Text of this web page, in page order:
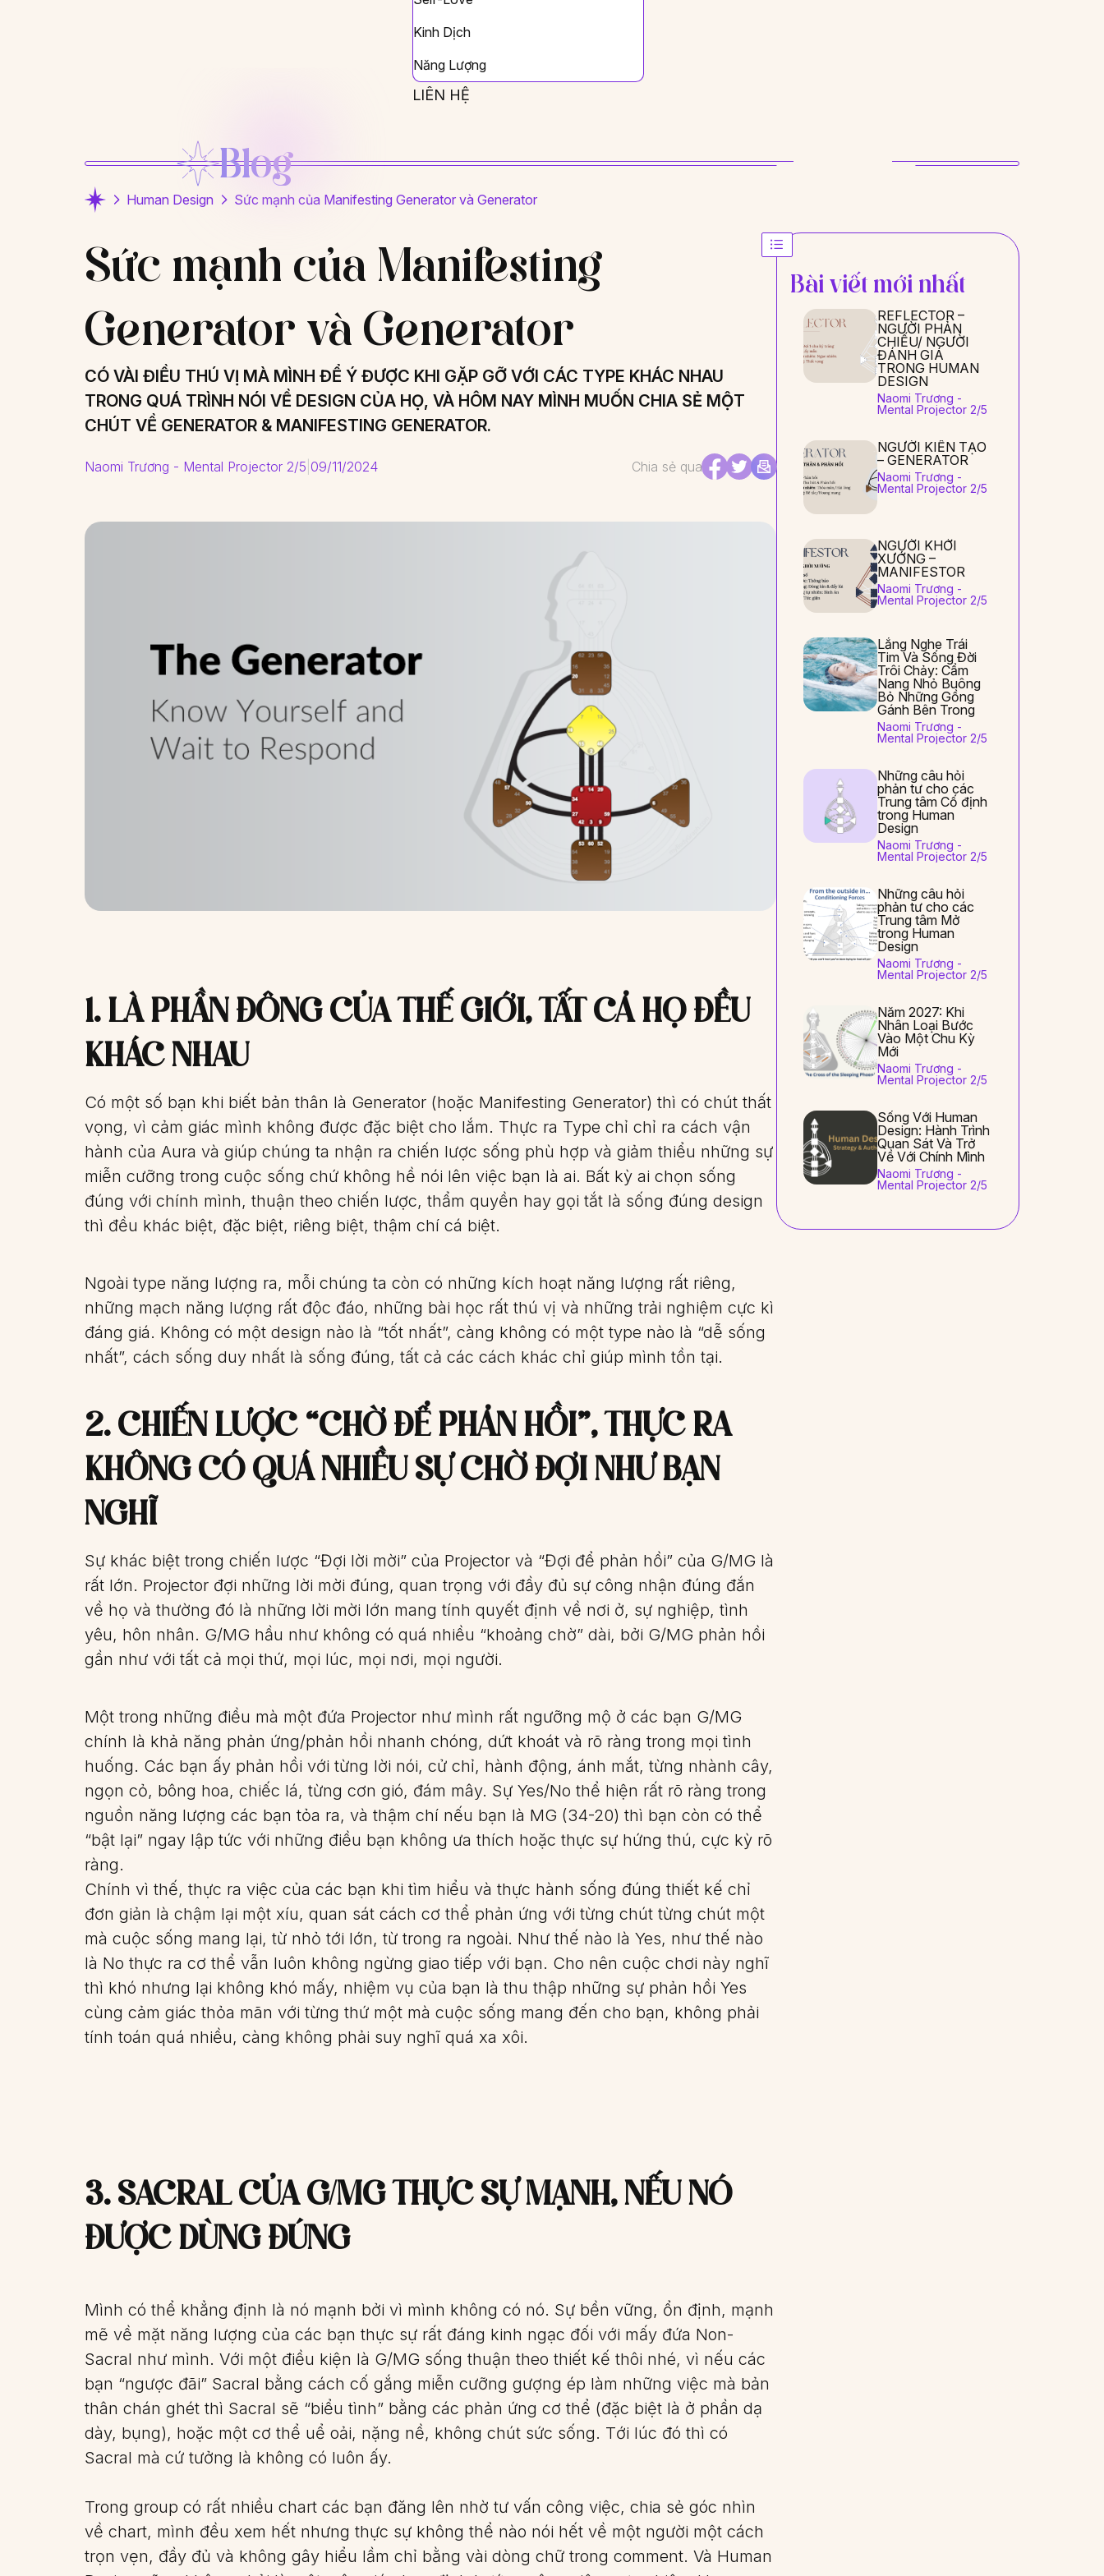
Kinh Dịch
Năng Lượng
LIÊN HỆ
Blog
Human Design Sức mạnh của Manifesting Generator và Generator
Sức mạnh của Manifesting
Generator và Generator
CÓ VÀI ĐIỀU THÚ VỊ MÀ MÌNH ĐỂ Ý ĐƯỢC KHI GẶP GỠ VỚI CÁC TYPE KHÁC NHAU
TRONG QUÁ TRÌNH NÓI VỀ DESIGN CỦA HỌ, VÀ HÔM NAY MÌNH MUỐN CHIA SẺ MỘT
CHÚT VỀ GENERATOR & MANIFESTING GENERATOR.
Naomi Trương - Mental Projector 2/5 09/11/2024 Chia sẻ qua
1. LÀ PHẦN ĐÔNG CỦA THẾ GIỚI, TẤT CẢ HỌ ĐỀU
KHÁC NHAU
Có một số bạn khi biết bản thân là Generator (hoặc Manifesting Generator) thì có chút thất
vọng, vì cảm giác mình không được đặc biệt cho lắm. Thực ra Type chỉ chỉ ra cách vận
hành của Aura và giúp chúng ta nhận ra chiến lược sống phù hợp và giảm thiểu những sự
miễn cưỡng trong cuộc sống chứ không hề nói lên việc bạn là ai. Bất kỳ ai chọn sống
đúng với chính mình, thuận theo chiến lược, thẩm quyền hay gọi tắt là sống đúng design
thì đều khác biệt, đặc biệt, riêng biệt, thậm chí cá biệt.
Ngoài type năng lượng ra, mỗi chúng ta còn có những kích hoạt năng lượng rất riêng,
những mạch năng lượng rất độc đáo, những bài học rất thú vị và những trải nghiệm cực kì
đáng giá. Không có một design nào là “tốt nhất”, càng không có một type nào là “dễ sống
nhất”, cách sống duy nhất là sống đúng, tất cả các cách khác chỉ giúp mình tồn tại.
2. CHIẾN LƯỢC “CHỜ ĐỂ PHẢN HỒI”, THỰC RA
KHÔNG CÓ QUÁ NHIỀU SỰ CHỜ ĐỢI NHƯ BẠN
NGHĨ
Sự khác biệt trong chiến lược “Đợi lời mời” của Projector và “Đợi để phản hồi” của G/MG là
rất lớn. Projector đợi những lời mời đúng, quan trọng với đầy đủ sự công nhận đúng đắn
về họ và thường đó là những lời mời lớn mang tính quyết định về nơi ở, sự nghiệp, tình
yêu, hôn nhân. G/MG hầu như không có quá nhiều “khoảng chờ” dài, bởi G/MG phản hồi
gần như với tất cả mọi thứ, mọi lúc, mọi nơi, mọi người.
Một trong những điều mà một đứa Projector như mình rất ngưỡng mộ ở các bạn G/MG
chính là khả năng phản ứng/phản hồi nhanh chóng, dứt khoát và rõ ràng trong mọi tình
huống. Các bạn ấy phản hồi với từng lời nói, cử chỉ, hành động, ánh mắt, từng nhành cây,
ngọn cỏ, bông hoa, chiếc lá, từng cơn gió, đám mây. Sự Yes/No thể hiện rất rõ ràng trong
nguồn năng lượng các bạn tỏa ra, và thậm chí nếu bạn là MG (34-20) thì bạn còn có thể
“bật lại” ngay lập tức với những điều bạn không ưa thích hoặc thực sự hứng thú, cực kỳ rõ
ràng.
Chính vì thế, thực ra việc của các bạn khi tìm hiểu và thực hành sống đúng thiết kế chỉ
đơn giản là chậm lại một xíu, quan sát cách cơ thể phản ứng với từng chút từng chút một
mà cuộc sống mang lại, từ nhỏ tới lớn, từ trong ra ngoài. Như thế nào là Yes, như thế nào
là No thực ra cơ thể vẫn luôn không ngừng giao tiếp với bạn. Cho nên cuộc chơi này nghĩ
thì khó nhưng lại không khó mấy, nhiệm vụ của bạn là thu thập những sự phản hồi Yes
cùng cảm giác thỏa mãn với từng thứ một mà cuộc sống mang đến cho bạn, không phải
tính toán quá nhiều, càng không phải suy nghĩ quá xa xôi.
3. SACRAL CỦA G/MG THỰC SỰ MẠNH, NẾU NÓ
ĐƯỢC DÙNG ĐÚNG
Mình có thể khẳng định là nó mạnh bởi vì mình không có nó. Sự bền vững, ổn định, mạnh
mẽ về mặt năng lượng của các bạn thực sự rất đáng kinh ngạc đối với mấy đứa Non-
Sacral như mình. Với một điều kiện là G/MG sống thuận theo thiết kế thôi nhé, vì nếu các
bạn “ngược đãi” Sacral bằng cách cố gắng miễn cưỡng gượng ép làm những việc mà bản
thân chán ghét thì Sacral sẽ “biểu tình” bằng các phản ứng cơ thể (đặc biệt là ở phần dạ
dày, bụng), hoặc một cơ thể uể oải, nặng nề, không chút sức sống. Tới lúc đó thì có
Sacral mà cứ tưởng là không có luôn ấy.
Trong group có rất nhiều chart các bạn đăng lên nhờ tư vấn công việc, chia sẻ góc nhìn
về chart, mình đều xem hết nhưng thực sự không thể nào nói hết về một người một cách
trọn vẹn, đầy đủ và không gây hiểu lầm chỉ bằng vài dòng chữ trong comment. Và Human
Bài viết mới nhất
REFLECTOR –
NGƯỜI PHẢN
CHIẾU/ NGƯỜI
ĐÁNH GIÁ
TRONG HUMAN
DESIGN
Naomi Trương -
Mental Projector 2/5
NGƯỜI KIẾN TẠO
– GENERATOR
Naomi Trương -
Mental Projector 2/5
NGƯỜI KHỞI
XƯỚNG –
MANIFESTOR
Naomi Trương -
Mental Projector 2/5
Lắng Nghe Trái
Tim Và Sống Đời
Trôi Chảy: Cẩm
Nang Nhỏ Buông
Bỏ Những Gồng
Gánh Bên Trong
Naomi Trương -
Mental Projector 2/5
Những câu hỏi
phản tư cho các
Trung tâm Cố định
trong Human
Design
Naomi Trương -
Mental Projector 2/5
Những câu hỏi
phản tư cho các
Trung tâm Mở
trong Human
Design
Naomi Trương -
Mental Projector 2/5
Năm 2027: Khi
Nhân Loại Bước
Vào Một Chu Kỳ
Mới
Naomi Trương -
Mental Projector 2/5
Sống Với Human
Design: Hành Trình
Quan Sát Và Trở
Về Với Chính Mình
Naomi Trương -
Mental Projector 2/5